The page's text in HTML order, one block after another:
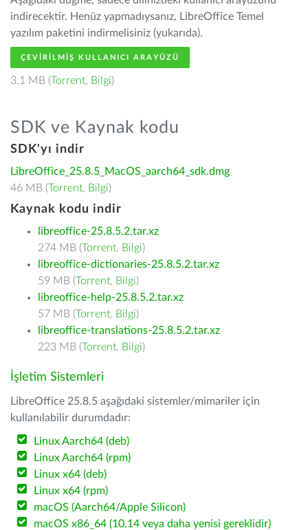
indirecektir. Henüz yapmadıysanız, LibreOffice Temel
yazılım paketini indirmelisiniz (yukarıda).
ÇEVIRILMIŞ KULLANICI ARAYÜZÜ
3.1 MB (Torrent, Bilgi)
SDK ve Kaynak kodu
SDK'yı indir
LibreOffice_25.8.5_MacOS_aarch64_sdk.dmg
46 MB (Torrent, Bilgi)
Kaynak kodu indir
libreoffice-25.8.5.2.tar.xz
274 MB (Torrent, Bilgi)
libreoffice-dictionaries-25.8.5.2.tar.xz
59 MB (Torrent, Bilgi)
libreoffice-help-25.8.5.2.tar.xz
57 MB (Torrent, Bilgi)
libreoffice-translations-25.8.5.2.tar.xz
223 MB (Torrent, Bilgi)
İşletim Sistemleri
LibreOffice 25.8.5 aşağıdaki sistemler/mimariler için
kullanılabilir durumdadır:
Linux Aarch64 (deb)
Linux Aarch64 (rpm)
Linux x64 (deb)
Linux x64 (rpm)
macOS (Aarch64/Apple Silicon)
macOS x86_64 (10.14 veya daha yenisi gereklidir)